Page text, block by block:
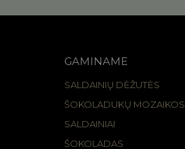
GAMINAME
SALDAINIŲ DĖŽUTĖS
ŠOKOLADUKŲ MOZAIKOS
SALDAINIAI
ŠOKOLADAS